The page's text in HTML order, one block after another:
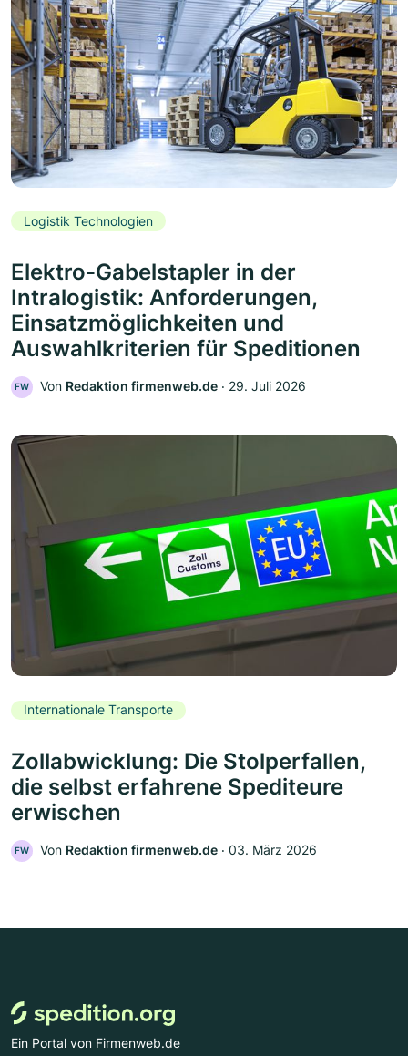
Logistik Technologien
Elektro-Gabelstapler in der
Intralogistik: Anforderungen,
Einsatzmöglichkeiten und
Auswahlkriterien für Speditionen
FW Von Redaktion firmenweb.de ‧ 29. Juli 2026
Internationale Transporte
Zollabwicklung: Die Stolperfallen,
die selbst erfahrene Spediteure
erwischen
FW Von Redaktion firmenweb.de ‧ 03. März 2026
Ein Portal von Firmenweb.de